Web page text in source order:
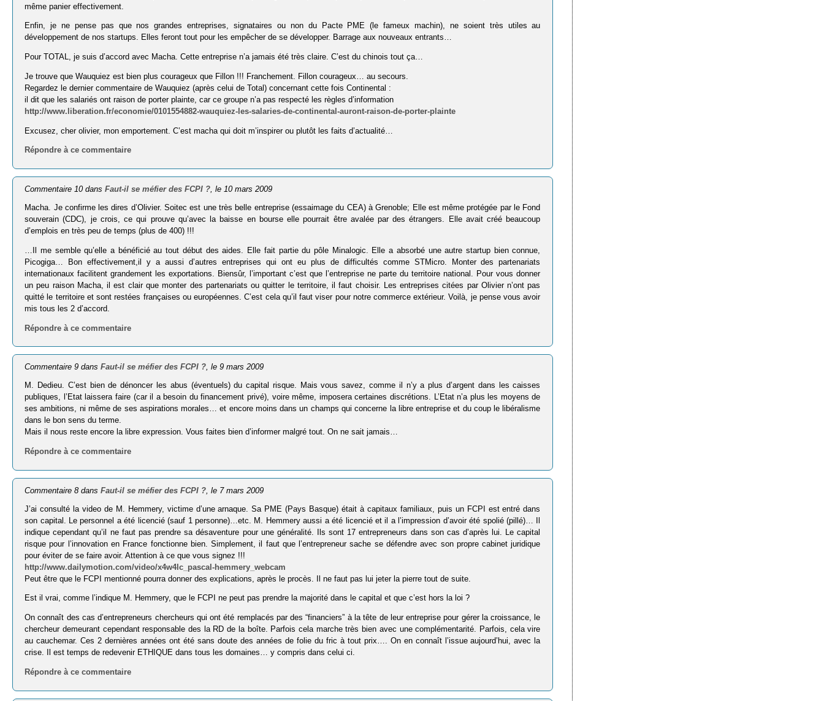
même panier effectivement.
Enfin, je ne pense pas que nos grandes entreprises, signataires ou non du Pacte PME (le fameux machin), ne soient très utiles au
développement de nos startups. Elles feront tout pour les empêcher de se développer. Barrage aux nouveaux entrants…
Pour TOTAL, je suis d’accord avec Macha. Cette entreprise n’a jamais été très claire. C’est du chinois tout ça…
Je trouve que Wauquiez est bien plus courageux que Fillon !!! Franchement. Fillon courageux… au secours.
Regardez le dernier commentaire de Wauquiez (après celui de Total) concernant cette fois Continental :
il dit que les salariés ont raison de porter plainte, car ce groupe n’a pas respecté les règles d’information
http://www.liberation.fr/economie/0101554882-wauquiez-les-salaries-de-continental-auront-raison-de-porter-plainte
Excusez, cher olivier, mon emportement. C’est macha qui doit m’inspirer ou plutôt les faits d’actualité…
Répondre à ce commentaire
Commentaire 10 dansFaut-il se méfier des FCPI ?, le 10 mars 2009
Macha. Je confirme les dires d’Olivier. Soitec est une très belle entreprise (essaimage du CEA) à Grenoble; Elle est même protégée par le Fond
souverain (CDC), je crois, ce qui prouve qu’avec la baisse en bourse elle pourrait être avalée par des étrangers. Elle avait créé beaucoup
d’emplois en très peu de temps (plus de 400) !!!
…Il me semble qu’elle a bénéficié au tout début des aides. Elle fait partie du pôle Minalogic. Elle a absorbé une autre startup bien connue,
Picogiga… Bon effectivement,il y a aussi d’autres entreprises qui ont eu plus de difficultés comme STMicro. Monter des partenariats
internationaux facilitent grandement les exportations. Biensûr, l’important c’est que l’entreprise ne parte du territoire national. Pour vous donner
un peu raison Macha, il est clair que monter des partenariats ou quitter le territoire, il faut choisir. Les entreprises citées par Olivier n’ont pas
quitté le territoire et sont restées françaises ou européennes. C’est cela qu’il faut viser pour notre commerce extérieur. Voilà, je pense vous avoir
mis tous les 2 d’accord.
Répondre à ce commentaire
Commentaire 9 dansFaut-il se méfier des FCPI ?, le 9 mars 2009
M. Dedieu. C’est bien de dénoncer les abus (éventuels) du capital risque. Mais vous savez, comme il n’y a plus d’argent dans les caisses
publiques, l’Etat laissera faire (car il a besoin du financement privé), voire même, imposera certaines discrétions. L’Etat n’a plus les moyens de
ses ambitions, ni même de ses aspirations morales… et encore moins dans un champs qui concerne la libre entreprise et du coup le libéralisme
dans le bon sens du terme.
Mais il nous reste encore la libre expression. Vous faites bien d’informer malgré tout. On ne sait jamais…
Répondre à ce commentaire
Commentaire 8 dansFaut-il se méfier des FCPI ? , le 7 mars 2009
J’ai consulté la video de M. Hemmery, victime d’une arnaque. Sa PME (Pays Basque) était à capitaux familiaux, puis un FCPI est entré dans
son capital. Le personnel a été licencié (sauf 1 personne)…etc. M. Hemmery aussi a été licencié et il a l’impression d’avoir été spolié (pillé)… Il
indique cependant qu’il ne faut pas prendre sa désaventure pour une généralité. Ils sont 17 entrepreneurs dans son cas d’après lui. Le capital
risque pour l’innovation en France fonctionne bien. Simplement, il faut que l’entrepreneur sache se défendre avec son propre cabinet juridique
pour éviter de se faire avoir. Attention à ce que vous signez !!!
http://www.dailymotion.com/video/x4w4lc_pascal-hemmery_webcam
Peut être que le FCPI mentionné pourra donner des explications, après le procès. Il ne faut pas lui jeter la pierre tout de suite.
Est il vrai, comme l’indique M. Hemmery, que le FCPI ne peut pas prendre la majorité dans le capital et que c’est hors la loi ?
On connaît des cas d’entrepreneurs chercheurs qui ont été remplacés par des “financiers” à la tête de leur entreprise pour gérer la croissance, le
chercheur demeurant cependant responsable des la RD de la boîte. Parfois cela marche très bien avec une complémentarité. Parfois, cela vire
au cauchemar. Ces 2 dernières années ont été sans doute des années de folie du fric à tout prix…. On en connaît l’issue aujourd’hui, avec la
crise. Il est temps de redevenir ETHIQUE dans tous les domaines… y compris dans celui ci.
Répondre à ce commentaire